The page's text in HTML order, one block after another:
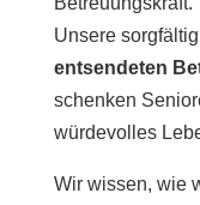
Unsere
entsendeten
schenken
würdevolles
Wir wissen, wie